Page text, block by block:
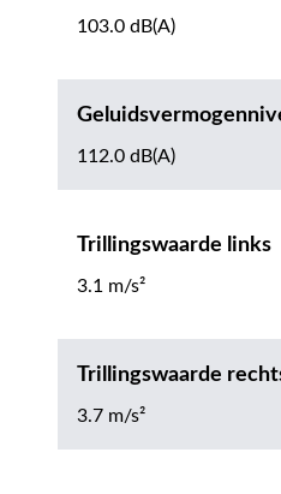
103.0 dB(A)
112.0 dB(A)
Trillingswaarde links
3.1 m/s²
Trillingswaarde
3.7 m/s²